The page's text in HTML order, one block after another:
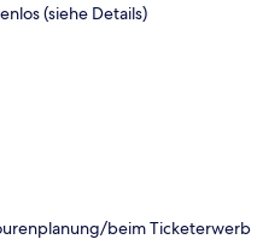
(siehe Details)
beim Ticketerwerb